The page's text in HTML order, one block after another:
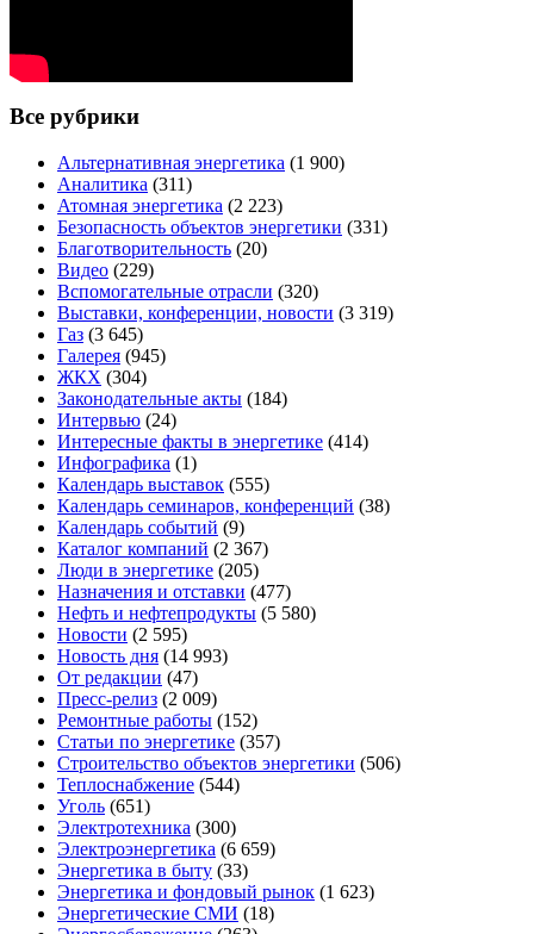
Все рубрики
Альтернативная энергетика (1 900)
Аналитика (311)
Атомная энергетика (2 223)
Безопасность объектов энергетики (331)
Благотворительность (20)
Видео (229)
Вспомогательные отрасли (320)
Выставки, конференции, новости (3 319)
Газ (3 645)
Галерея (945)
ЖКХ (304)
Законодательные акты (184)
Интервью (24)
Интересные факты в энергетике (414)
Инфографика (1)
Календарь выставок (555)
Календарь семинаров, конференций (38)
Календарь событий (9)
Каталог компаний (2 367)
Люди в энергетике (205)
Назначения и отставки (477)
Нефть и нефтепродукты (5 580)
Новости (2 595)
Новость дня (14 993)
От редакции (47)
Пресс-релиз (2 009)
Ремонтные работы (152)
Статьи по энергетике (357)
Строительство объектов энергетики (506)
Теплоснабжение (544)
Уголь (651)
Электротехника (300)
Электроэнергетика (6 659)
Энергетика в быту (33)
Энергетика и фондовый рынок (1 623)
Энергетические СМИ (18)